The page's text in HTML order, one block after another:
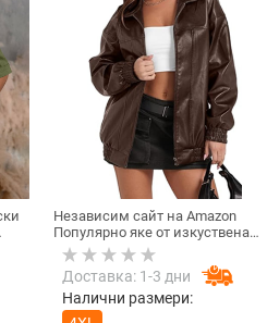
Независим сайт на Amazon
Популярно яке от изкуствена
кожа с дълъг ръкав, цип и
страничен джоб с капак,
ежедневно кожено яке за жени
Доставка: 1-3 дни
Налични размери: